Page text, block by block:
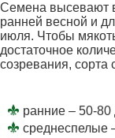
Семена высевают
ранней весной и
июля. Чтобы
достаточное
созревания, сорта
ранние – 50-80
среднеспелые